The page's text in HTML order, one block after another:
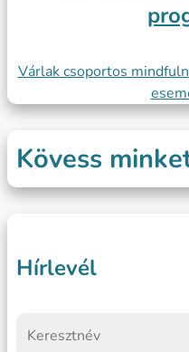
Várlak csoportos
Kövess
Hírlevél